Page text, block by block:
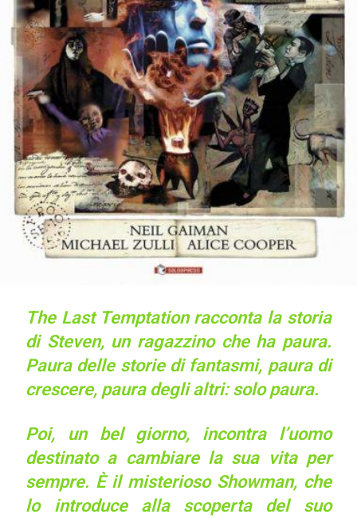
The Last Temptation racconta la storia
di Steven, un ragazzino che ha paura.
Paura delle storie di fantasmi, paura di
crescere, paura degli altri: solo paura.
Poi, un bel giorno, incontra l’uomo
destinato a cambiare la sua vita per
sempre. È il misterioso Showman, che
lo introduce alla scoperta del suo